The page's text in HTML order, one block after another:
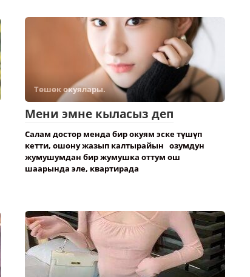
Төшөк окуялары.
Мени эмне кыласыз деп
Салам достор менда бир окуям эске түшүп
кетти, ошону жазып калтырайын озумдун
жумушумдан бир жумушка оттум ош
шаарында эле, квартирада